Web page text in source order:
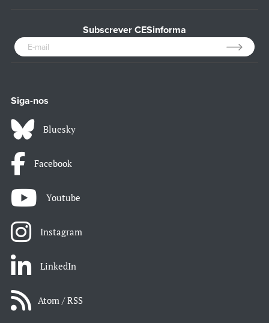
Subscrever CESinforma
Siga-nos
Bluesky
Facebook
Youtube
Instagram
LinkedIn
Atom / RSS